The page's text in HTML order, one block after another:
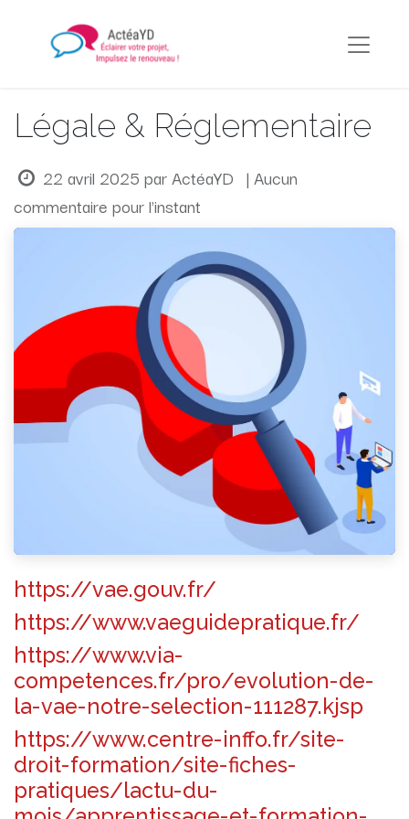
Légale & Réglementaire
22 avril 2025 parActéaYD | Aucun
commentaire pour l'instant
https://vae.gouv.fr/
https://www.vaeguidepratique.fr/
https://www.via-
competences.fr/pro/evolution-de-
la-vae-notre-selection-111287.kjsp
https://www.centre-inffo.fr/site-
droit-formation/site-fiches-
pratiques/lactu-du-